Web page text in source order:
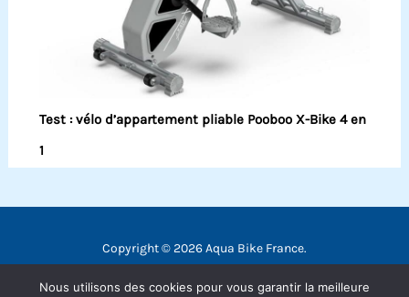
Test : vélo d’appartement pliable Pooboo X-Bike 4 en
1
Copyright © 2026 Aqua Bike France.
Contact
Nous utilisons des cookies pour vous garantir la meilleure